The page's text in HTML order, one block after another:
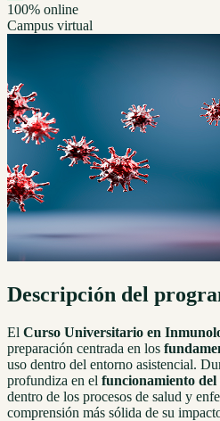
100% online
Campus virtual
Descripción del
El Curso Universitario en
preparación centrada en los
uso dentro del entorno asistencial.
profundiza en el funcionamiento del
dentro de los procesos de salud y
comprensión más sólida de su